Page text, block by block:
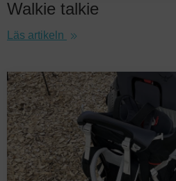
Walkie talkie
Läs artikeln